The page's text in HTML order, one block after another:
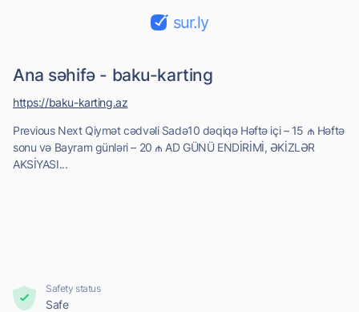
sur.ly
Ana səhifə - baku-karting
Previous Next Qiymət cədvəli Sadə10 dəqiqə Həftə içi – 15 ₼ Həftə
sonu və Bayram günləri – 20 ₼ AD GÜNÜ ENDİRİMİ, ƏKİZLƏR
AKSİYASI...
https://baku-karting.az
Safety status
Safe